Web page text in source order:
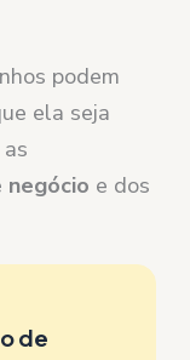
podem
ela seja
e dos
de